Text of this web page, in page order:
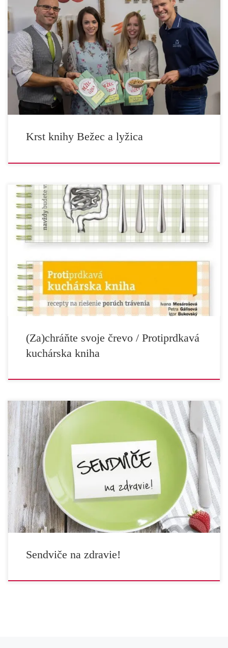
Včera som zažila môj prvý krst! Teda nemyslím môj krst, ale
knižný krst – uvedenie knižky do života! Aj keď som
spoluautorkou dvoch ďalších úžasných kníh, čo si nesmierne
vážim, má táto knižka u mňa špeciálne miesto. Je to tým, že
jednak je polovica textov (a všetky recepty) v nej […]
Krst knihy Bežec a lyžica
Zachráňte svoje črevo a Protiprdkavá kuchárska kniha –
špeciálne limitované vydanie! Nafukovanie, bolesti a kŕče.
Reflux, Helicobacter a zápcha. Potravinové senzitivity,
choroba… Čo sa to deje? Prečo je týchto problémov v poslednej
dobe tak veľa? Ako spolu súvisia a ako ich zvládnuť? To
všetko vysvetľuje a pomáha riešiť nová kniha […]
(Za)chráňte svoje črevo / Protiprdkavá
kuchárska kniha
Rýchly život niekedy vyžaduje rýchle riešenia. Rýchle
riešenia môžu byť aj rozumné, bezpečné a dobré. Rýchle
jedlá tiež. Dr. Igor Bukovský s dvomi šarmantnými kolegyňami
vytvorili silnú autorskú zostavu, ktorá pripravila novú knihu z
dielne AKV. Nájdete v nej veľa zaujimavých a nových informácií,
ale hlavne mnoho výborných nápadov na jedlo, ktoré si môžete
pripraviť na cestu, […]
Sendviče na zdravie!